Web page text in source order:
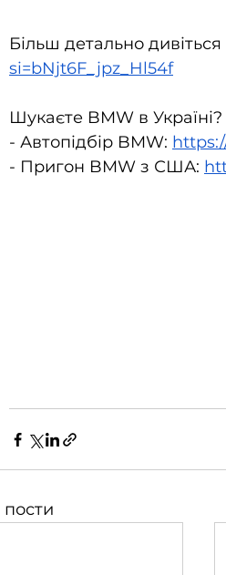
Більш детально
si=bNjt6F_jpz_Hl54f
Шукаєте BMW в
- Автопідбір BMW:
- Пригон BMW з США:
пости